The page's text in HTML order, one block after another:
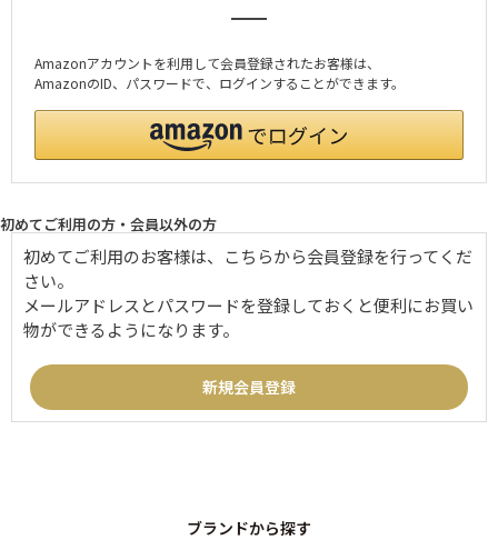
Amazonアカウントを利用して会員登録されたお客様は、
AmazonのID、パスワードで、ログインすることができます。
初めてご利用の方・会員以外の方
初めてご利用のお客様は、こちらから会員登録を行ってくだ
さい。
メールアドレスとパスワードを登録しておくと便利にお買い
物ができるようになります。
ブランドから探す